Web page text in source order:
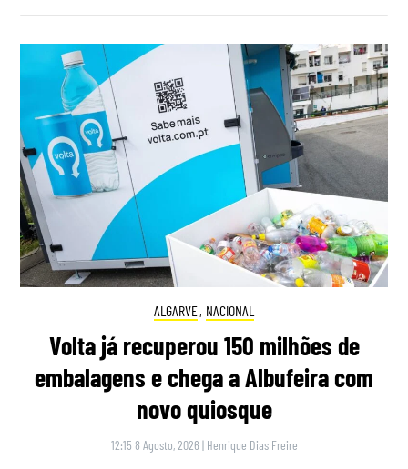
ALGARVE, NACIONAL
Volta já recuperou 150 milhões de
embalagens e chega a Albufeira com
novo quiosque
12:15 8 Agosto, 2026 | Henrique Dias Freire